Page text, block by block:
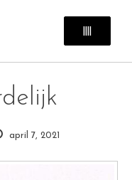
april 7, 2021